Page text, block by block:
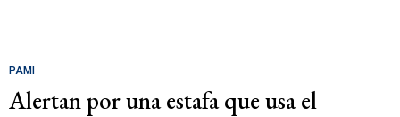
PAMI
Alertan por una estafa que usa el